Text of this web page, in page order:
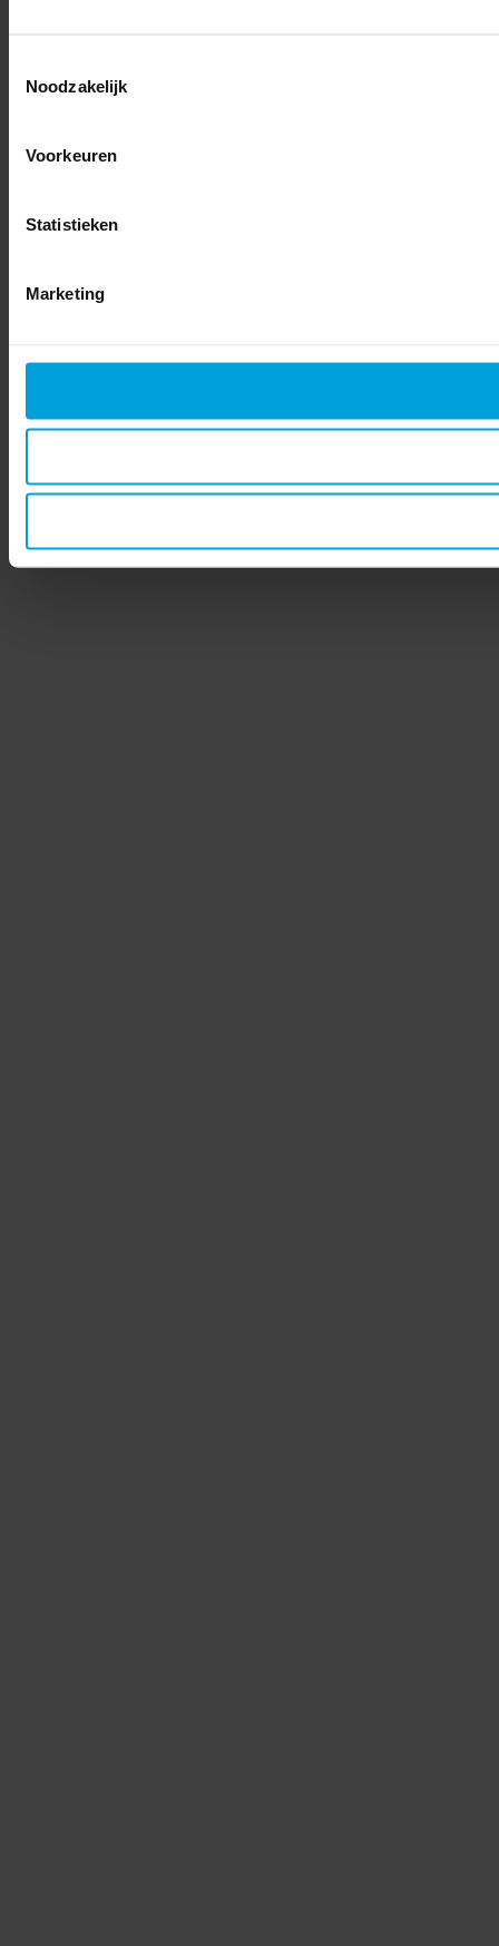
Noodzakelijk
Voorkeuren
Statistieken
Marketing